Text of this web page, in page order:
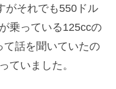
がそれでも550ドル
乗っている125ccの
話を聞いていたの
ていました。